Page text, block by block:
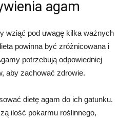
agam
wziąć pod uwagę kilka ważnych
powinna być zróżnicowana i
potrzebują odpowiedniej
aby zachować zdrowie.
dietę agam do ich gatunku.
ilość pokarmu roślinnego,